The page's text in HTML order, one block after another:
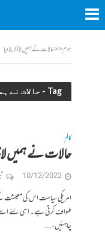
ہوم<<حالات نے ہمیں لاڈلا بنا دیا
Tag - حالات نے ہمیں لاڈلا بنا دیا
کالم
حالات نے ہمیں
10/12/2022
امریکی سیاست اس کی معیشت
طواف کرتی ہے۔ اسی لئے اسے
چاہئیں،...